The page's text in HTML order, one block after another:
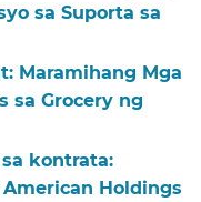
sa Suporta sa
Maramihang Mga
sa Grocery ng
kontrata:
Holdings